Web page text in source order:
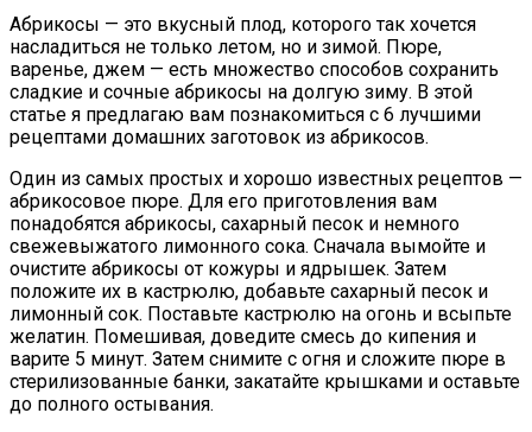
Абрикосы — это вкусный плод, которого так хочется
насладиться не только летом, но и зимой. Пюре,
варенье, джем — есть множество способов сохранить
сладкие и сочные абрикосы на долгую зиму. В этой
статье я предлагаю вам познакомиться с 6 лучшими
рецептами домашних заготовок из абрикосов.
Один из самых простых и хорошо известных рецептов —
абрикосовое пюре. Для его приготовления вам
понадобятся абрикосы, сахарный песок и немного
свежевыжатого лимонного сока. Сначала вымойте и
очистите абрикосы от кожуры и ядрышек. Затем
положите их в кастрюлю, добавьте сахарный песок и
лимонный сок. Поставьте кастрюлю на огонь и всыпьте
желатин. Помешивая, доведите смесь до кипения и
варите 5 минут. Затем снимите с огня и сложите пюре в
стерилизованные банки, закатайте крышками и оставьте
до полного остывания.